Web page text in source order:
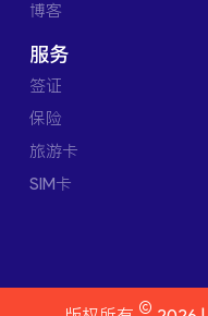
博客
服务
签证
保险
旅游卡
SIM卡